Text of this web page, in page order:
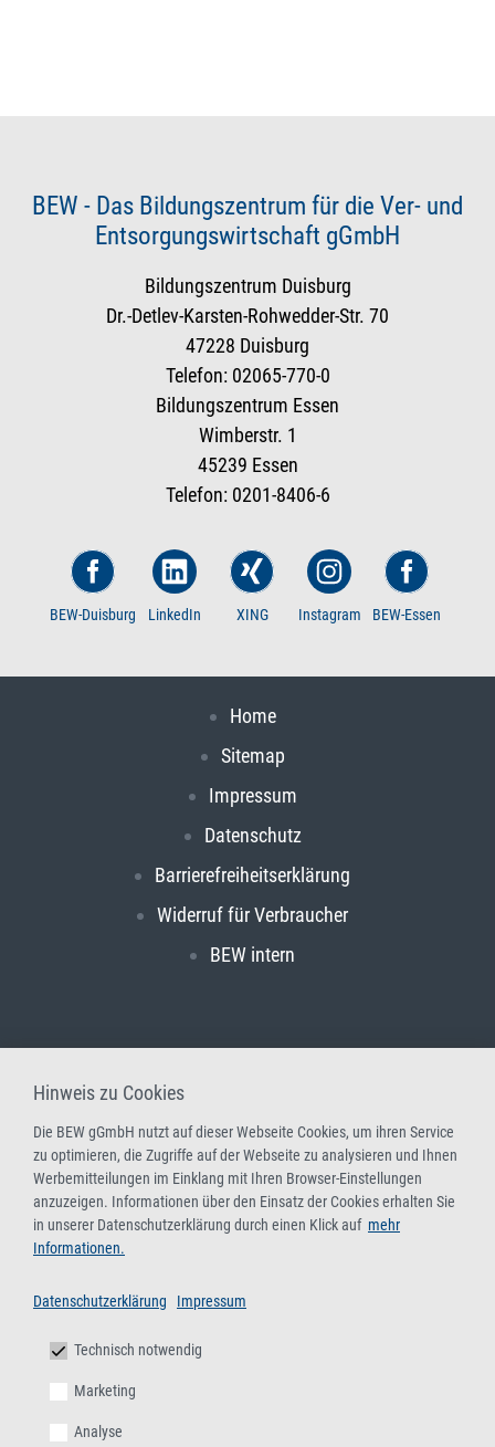
BEW - Das Bildungszentrum für die Ver- und
Entsorgungswirtschaft gGmbH
Bildungszentrum Duisburg
Dr.-Detlev-Karsten-Rohwedder-Str. 70
47228 Duisburg
Telefon: 02065-770-0
Bildungszentrum Essen
Wimberstr. 1
45239 Essen
Telefon: 0201-8406-6
BEW-Duisburg LinkedIn XING Instagram BEW-Essen
Home
Sitemap
Impressum
Datenschutz
Barrierefreiheitserklärung
Widerruf für Verbraucher
BEW intern
Hinweis zu Cookies
Die BEW gGmbH nutzt auf dieser Webseite Cookies, um ihren Service
zu optimieren, die Zugriffe auf der Webseite zu analysieren und Ihnen
Werbemitteilungen im Einklang mit Ihren Browser-Einstellungen
anzuzeigen. Informationen über den Einsatz der Cookies erhalten Sie
in unserer Datenschutzerklärung durch einen Klick auf mehr
Informationen.
Datenschutzerklärung Impressum
Technisch notwendig
Marketing
Analyse